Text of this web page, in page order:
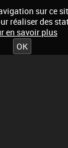
sur ce
réaliser des
en savoir plus
OK